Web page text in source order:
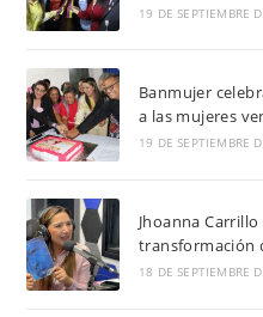
19 DE SEPTIEMBRE
Banmujer
a las mujeres
19 DE SEPTIEMBRE
Jhoanna
transformación
18 DE SEPTIEMBRE